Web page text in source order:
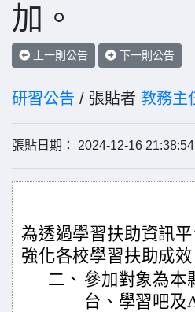
加。
上一則公告 下一則公告
研習公告 / 張貼者 教務主
張貼日期： 2024-12-16
為透過學習扶助資訊
強化各校學習扶助成
二、 參加對象為本
台、學習吧及